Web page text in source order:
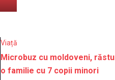
Viață
Microbuz cu moldoveni,
o familie cu 7 copii minori